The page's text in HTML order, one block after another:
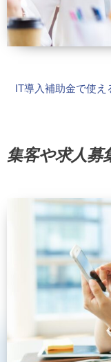
IT導入補助金で使
集客や求人募